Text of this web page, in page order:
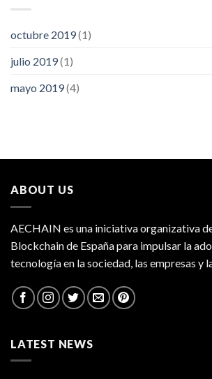
octubre 2019(1)
julio 2019(1)
mayo 2019(4)
ABOUT US
AECHAIN es una iniciativa organizativa
Blockchain de España para impulsar la
tecnología en la sociedad, las empresas y
LATEST NEWS